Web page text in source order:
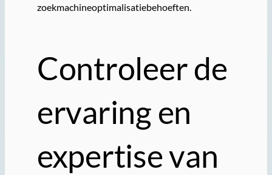
zoekmachineoptimalisatiebehoeften.
Controleer de
ervaring en
expertise van